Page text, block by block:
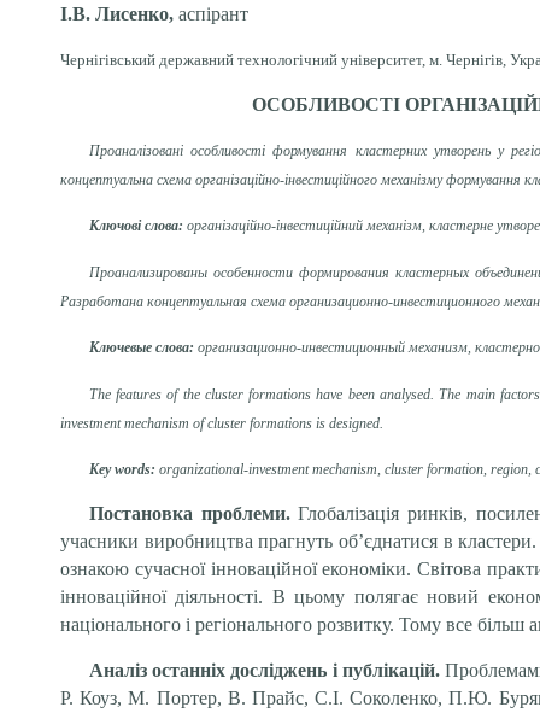
І.В. Лисенко, аспірант
Чернігівський державний технологічний університет, м. Чернігів,
ОСОБЛИВОСТІ
Проаналізовані особливості формування кластерних утворень у
концептуальна схема організаційно-інвестиційного механізму формування
Ключові слова: організаційно-інвестиційний механізм, кластерне
Проанализированы особенности формирования кластерных
Разработана концептуальная схема организационно-инвестиционного
Ключевые слова: организационно-инвестиционный механизм,
The features of the cluster formations have been analysed. The main
investment mechanism of cluster formations is designed.
Key words: organizational-investment mechanism, cluster formation, region,
Постановка проблеми.Глобалізація ринків,
учасники виробництва прагнуть об’єднатися в
ознакою сучасної інноваційної економіки. Світова
інноваційної діяльності. В цьому полягає новий
національного і регіонального розвитку. Тому все
Аналіз останніх досліджень і публікацій.Проблемами
Р. Коуз, М. Портер, В. Прайс, С.І. Соколенко, П.Ю.